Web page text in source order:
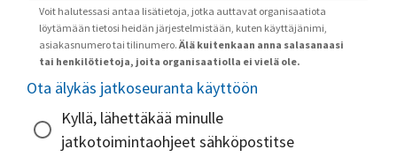
Voit halutessasi antaa lisätietoja, jotka auttavat organisaatiota
löytämään tietosi heidän järjestelmistään, kuten käyttäjänimi,
asiakasnumero tai tilinumero. Älä kuitenkaan anna salasanaasi
tai henkilötietoja, joita organisaatiolla ei vielä ole.
Ota älykäs jatkoseuranta käyttöön
Kyllä, lähettäkää minulle
jatkotoimintaohjeet sähköpostitse